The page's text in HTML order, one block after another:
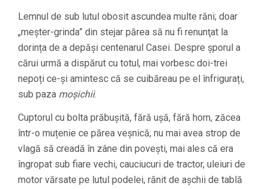
Lemnul de sub lutul obosit ascundea multe răni; doar
„meșter-grinda” din stejar părea să nu fi renunţat la
dorința de a depăși centenarul Casei. Despre șporul a
cărui urmă a dispărut cu totul, mai vorbesc doi-trei
nepoți ce-și amintesc că se cuibăreau pe el înfrigurați,
sub paza moșichii.
Cuptorul cu bolta prăbușită, fără ușă, fără horn, zăcea
într-o muțenie ce părea veșnică; nu mai avea strop de
vlagă să creadă în zâne din povești, mai ales că era
îngropat sub fiare vechi, cauciucuri de tractor, uleiuri de
motor vărsate pe lutul podelei, rănit de așchii de tablă